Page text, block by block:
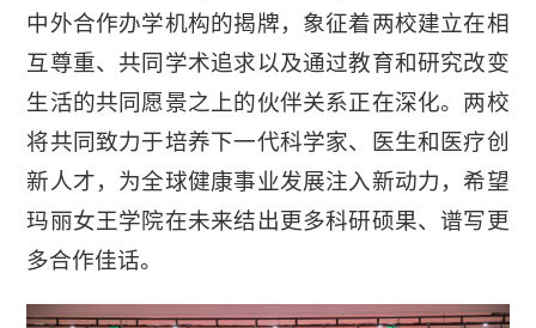
中外合作办学机构的揭牌，象征着两校建立在相
互尊重、共同学术追求以及通过教育和研究改变
生活的共同愿景之上的伙伴关系正在深化。两校
将共同致力于培养下一代科学家、医生和医疗创
新人才，为全球健康事业发展注入新动力，希望
玛丽女王学院在未来结出更多科研硕果、谱写更
多合作佳话。